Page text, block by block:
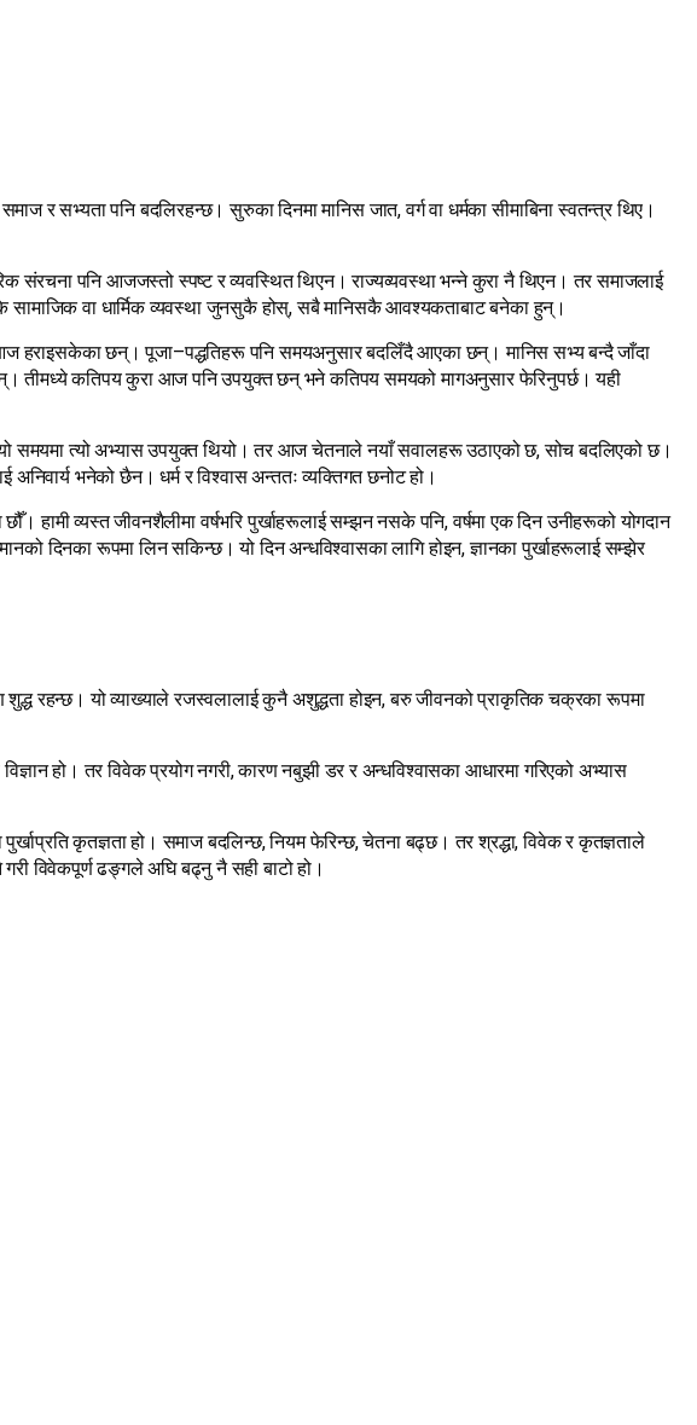
र सभ्यता पनि बदलिरहन्छ। सुरुका दिनमा मानिस जात, वर्ग वा धर्मका सीमाबिना स्वतन्त्र थिए।
संरचना पनि आजजस्तो स्पष्ट र व्यवस्थित थिएन। राज्यव्यवस्था भन्ने कुरा नै थिएन। तर समाजलाई
वा धार्मिक व्यवस्था जुनसुकै होस्, सबै मानिसकै आवश्यकताबाट बनेका हुन्।
आज हराइसकेका छन्। पूजा–पद्धतिहरू पनि समयअनुसार बदलिँदै आएका छन्। मानिस सभ्य बन्दै जाँदा
तीमध्ये कतिपय कुरा आज पनि उपयुक्त छन् भने कतिपय समयको मागअनुसार फेरिनुपर्छ। यही
समयमा त्यो अभ्यास उपयुक्त थियो। तर आज चेतनाले नयाँ सवालहरू उठाएको छ, सोच बदलिएको छ।
भनेको छैन। धर्म र विश्वास अन्ततः व्यक्तिगत छनोट हो।
हामी व्यस्त जीवनशैलीमा वर्षभरि पुर्खाहरूलाई सम्झन नसके पनि, वर्षमा एक दिन उनीहरूको योगदान
दिनका रूपमा लिन सकिन्छ। यो दिन अन्धविश्वासका लागि होइन, ज्ञानका पुर्खाहरूलाई सम्झेर
शुद्ध रहन्छ। यो व्याख्याले रजस्वलालाई कुनै अशुद्धता होइन, बरु जीवनको प्राकृतिक चक्रका रूपमा
हो। तर विवेक प्रयोग नगरी, कारण नबुझी डर र अन्धविश्वासका आधारमा गरिएको अभ्यास
कृतज्ञता हो। समाज बदलिन्छ, नियम फेरिन्छ, चेतना बढ्छ। तर श्रद्धा, विवेक र कृतज्ञताले
विवेकपूर्ण ढङ्गले अघि बढ्नु नै सही बाटो हो।